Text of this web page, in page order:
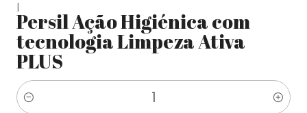
|
Persil Ação Higiénica com
tecnologia Limpeza Ativa
PLUS
Quantity